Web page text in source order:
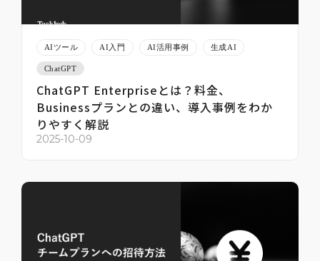
AIツール AI入門 AI活用事例 生成AI
ChatGPT
ChatGPT Enterpriseとは？料金、
Businessプランとの違い、導入事例をわか
りやすく解説
2025-10-09